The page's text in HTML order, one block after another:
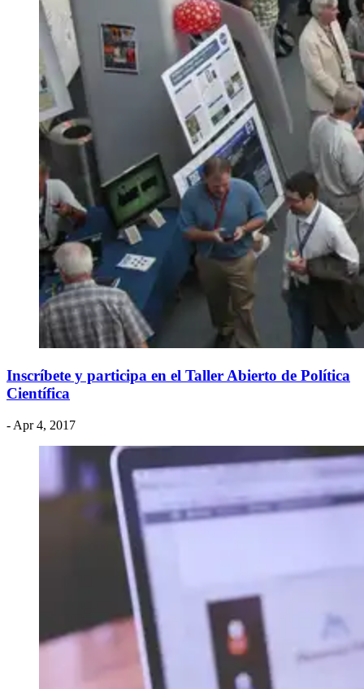
Inscríbete y participa en el Taller Abierto de Política
Científica
- Apr 4, 2017